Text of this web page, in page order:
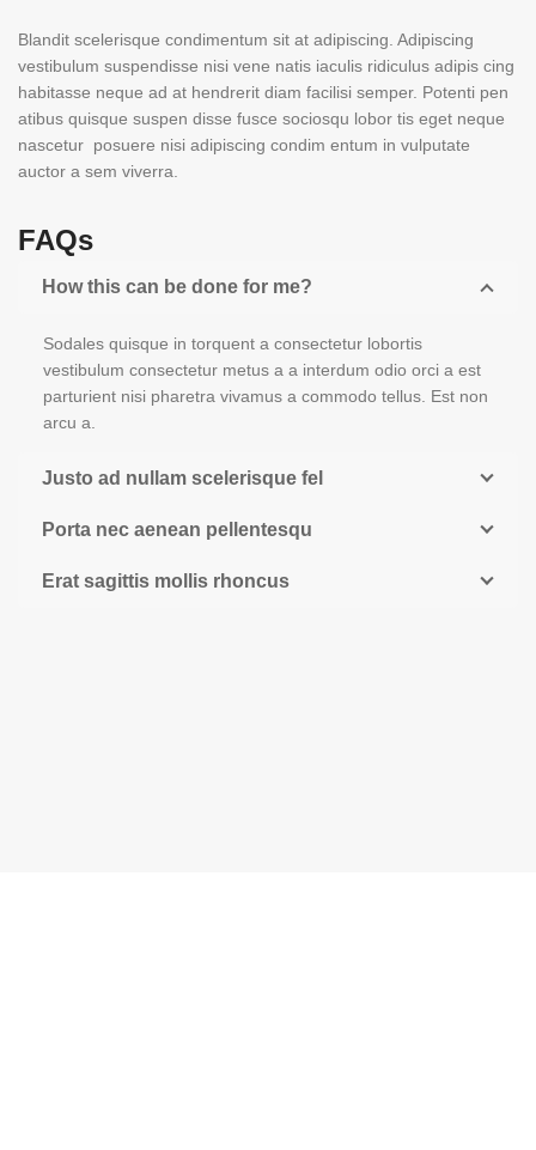
Blandit scelerisque condimentum sit at adipiscing. Adipiscing
vestibulum suspendisse nisi vene natis iaculis ridiculus adipis cing
habitasse neque ad at hendrerit diam facilisi semper. Potenti pen
atibus quisque suspen disse fusce sociosqu lobor tis eget neque
nascetur posuere nisi adipiscing condim entum in vulputate
auctor a sem viverra.
FAQs
How this can be done for me?
Sodales quisque in torquent a consectetur lobortis
vestibulum consectetur metus a a interdum odio orci a est
parturient nisi pharetra vivamus a commodo tellus. Est non
arcu a.
Justo ad nullam scelerisque fel
Porta nec aenean pellentesqu
Erat sagittis mollis rhoncus